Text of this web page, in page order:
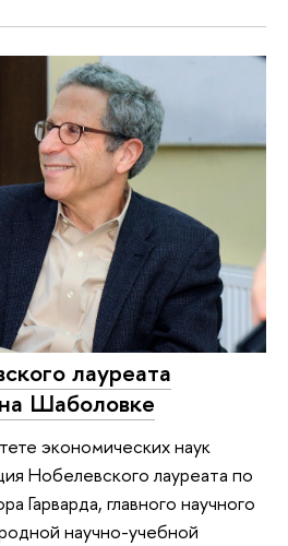
лауреата
Шаболовке
экономических наук
Нобелевского лауреата по
Гарварда, главного научного
научно-учебной